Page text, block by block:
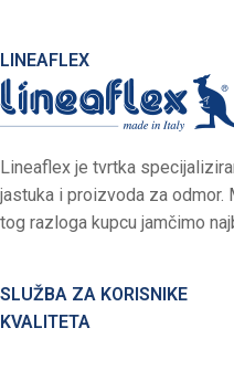
LINEAFLEX
Lineaflex je tvrtka
jastuka i proizvoda za
tog razloga kupcu jamčimo
SLUŽBA ZA KORISNIKE
KVALITETA